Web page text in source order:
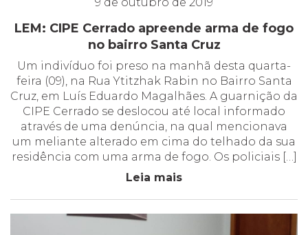
9 de outubro de 2019
LEM: CIPE Cerrado apreende arma de fogo
no bairro Santa Cruz
Um indivíduo foi preso na manhã desta quarta-
feira (09), na Rua Ytitzhak Rabin no Bairro Santa
Cruz, em Luís Eduardo Magalhães. A guarnição da
CIPE Cerrado se deslocou até local informado
através de uma denúncia, na qual mencionava
um meliante alterado em cima do telhado da sua
residência com uma arma de fogo. Os policiais […]
Leia mais